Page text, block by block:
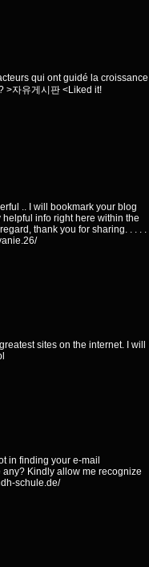
qui ont guidé la croissance
>자유게시판 <Liked it!
.. I will bookmark your blog
info right here within the
thank you for sharing. . . . .
sites on the internet. I will
in finding your e-mail
Kindly allow me recognize
schule.de/